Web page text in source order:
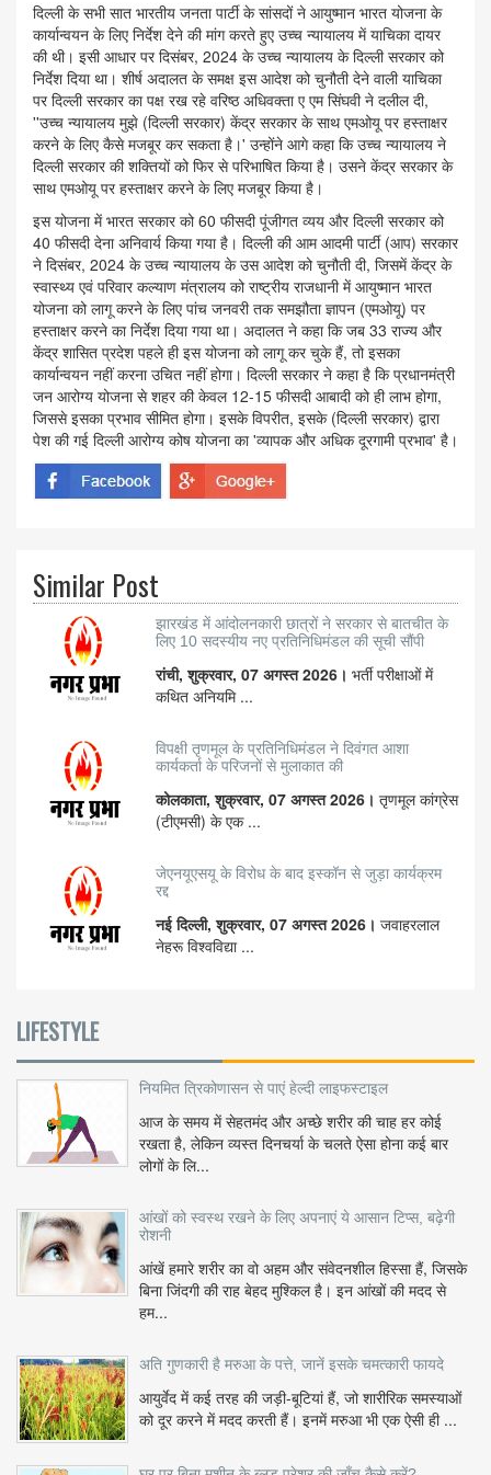
दिल्ली के सभी सात भारतीय जनता पार्टी के सांसदों ने आयुष्मान भारत योजना के
कार्यान्वयन के लिए निर्देश देने की मांग करते हुए उच्च न्यायालय में याचिका दायर
की थी। इसी आधार पर दिसंबर, 2024 के उच्च न्यायालय के दिल्ली सरकार को
निर्देश दिया था। शीर्ष अदालत के समक्ष इस आदेश को चुनौती देने वाली याचिका
पर दिल्ली सरकार का पक्ष रख रहे वरिष्ठ अधिवक्ता ए एम सिंघवी ने दलील दी,
''उच्च न्यायालय मुझे (दिल्ली सरकार) केंद्र सरकार के साथ एमओयू पर हस्ताक्षर
करने के लिए कैसे मजबूर कर सकता है।' उन्होंने आगे कहा कि उच्च न्यायालय ने
दिल्ली सरकार की शक्तियों को फिर से परिभाषित किया है। उसने केंद्र सरकार के
साथ एमओयू पर हस्ताक्षर करने के लिए मजबूर किया है।
इस योजना में भारत सरकार को 60 फीसदी पूंजीगत व्यय और दिल्ली सरकार को
40 फीसदी देना अनिवार्य किया गया है। दिल्ली की आम आदमी पार्टी (आप) सरकार
ने दिसंबर, 2024 के उच्च न्यायालय के उस आदेश को चुनौती दी, जिसमें केंद्र के
स्वास्थ्य एवं परिवार कल्याण मंत्रालय को राष्ट्रीय राजधानी में आयुष्मान भारत
योजना को लागू करने के लिए पांच जनवरी तक समझौता ज्ञापन (एमओयू) पर
हस्ताक्षर करने का निर्देश दिया गया था। अदालत ने कहा कि जब 33 राज्य और
केंद्र शासित प्रदेश पहले ही इस योजना को लागू कर चुके हैं, तो इसका
कार्यान्वयन नहीं करना उचित नहीं होगा। दिल्ली सरकार ने कहा है कि प्रधानमंत्री
जन आरोग्य योजना से शहर की केवल 12-15 फीसदी आबादी को ही लाभ होगा,
जिससे इसका प्रभाव सीमित होगा। इसके विपरीत, इसके (दिल्ली सरकार) द्वारा
पेश की गई दिल्ली आरोग्य कोष योजना का 'व्यापक और अधिक दूरगामी प्रभाव' है।
Similar Post
झारखंड में आंदोलनकारी छात्रों ने सरकार से बातचीत के
लिए 10 सदस्यीय नए प्रतिनिधिमंडल की सूची सौंपी
रांची, शुक्रवार, 07 अगस्त 2026। भर्ती परीक्षाओं में
कथित अनियमि ...
विपक्षी तृणमूल के प्रतिनिधिमंडल ने दिवंगत आशा
कार्यकर्ता के परिजनों से मुलाकात की
कोलकाता, शुक्रवार, 07 अगस्त 2026। तृणमूल कांग्रेस
(टीएमसी) के एक ...
जेएनयूएसयू के विरोध के बाद इस्कॉन से जुड़ा कार्यक्रम
रद्द
नई दिल्ली, शुक्रवार, 07 अगस्त 2026। जवाहरलाल
नेहरू विश्वविद्या ...
LIFESTYLE
नियमित त्रिकोणासन से पाएं हेल्दी लाइफस्टाइल
आज के समय में सेहतमंद और अच्छे शरीर की चाह हर कोई
रखता है, लेकिन व्यस्त दिनचर्या के चलते ऐसा होना कई बार
लोगों के लि...
आंखों को स्वस्थ रखने के लिए अपनाएं ये आसान टिप्स, बढ़ेगी
रोशनी
आंखें हमारे शरीर का वो अहम और संवेदनशील हिस्सा हैं, जिसके
बिना जिंदगी की राह बेहद मुश्किल है। इन आंखों की मदद से
हम...
अति गुणकारी है मरुआ के पत्ते, जानें इसके चमत्कारी फायदे
आयुर्वेद में कई तरह की जड़ी-बूटियां हैं, जो शारीरिक समस्याओं
को दूर करने में मदद करती हैं। इनमें मरुआ भी एक ऐसी ही ...